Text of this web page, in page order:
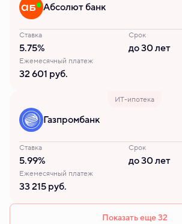
Абсолют банк
Ставка
5.75%
Срок
до 30 лет
Ежемесячный платеж
32 601 руб.
ИТ-ипотека
Газпромбанк
Ставка
5.99%
Срок
до 30 лет
Ежемесячный платеж
33 215 руб.
Показать еще 32